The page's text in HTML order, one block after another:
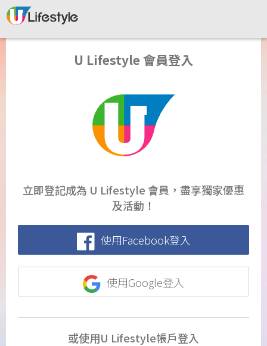
U Lifestyle 會員登入
立即登記成為 U Lifestyle 會員，盡享獨家優惠
及活動！
使用Facebook登入
使用Google登入
或使用U Lifestyle帳戶登入